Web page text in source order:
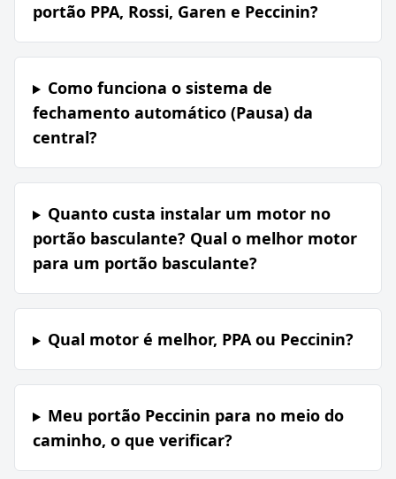
portão PPA, Rossi, Garen e Peccinin?
Como funciona o sistema de
fechamento automático (Pausa) da
central?
Quanto custa instalar um motor no
portão basculante? Qual o melhor motor
para um portão basculante?
Qual motor é melhor, PPA ou Peccinin?
Meu portão Peccinin para no meio do
caminho, o que verificar?